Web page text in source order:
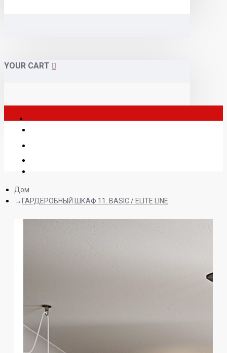
YOUR CART
Дом
ГАРДЕРОБНЫЙ ШКАФ 11. BASIC / ELITE LINE